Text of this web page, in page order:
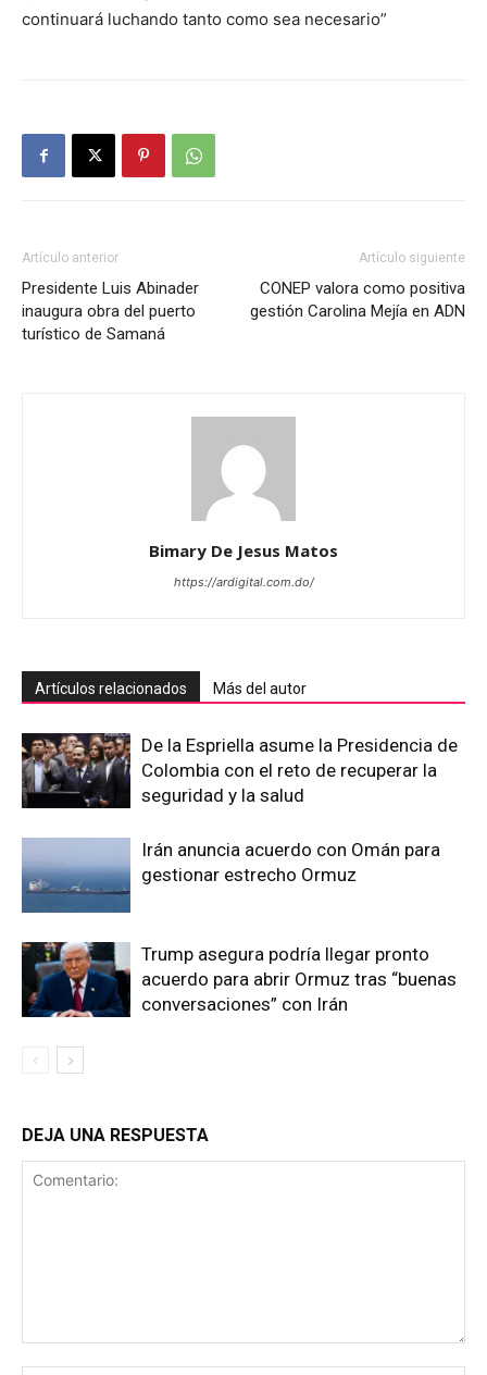
continuará luchando tanto como sea necesario”
Artículo anterior
Presidente Luis Abinader
inaugura obra del puerto
turístico de Samaná
Artículo siguiente
CONEP valora como positiva
gestión Carolina Mejía en ADN
Bimary De Jesus Matos
https://ardigital.com.do/
Artículos relacionados Más del autor
De la Espriella asume la Presidencia de
Colombia con el reto de recuperar la
seguridad y la salud
Irán anuncia acuerdo con Omán para
gestionar estrecho Ormuz
Trump asegura podría llegar pronto
acuerdo para abrir Ormuz tras “buenas
conversaciones” con Irán
DEJA UNA RESPUESTA